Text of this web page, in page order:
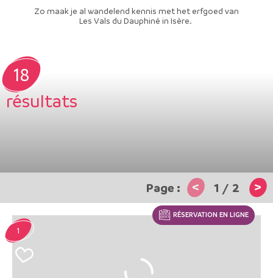
Zo maak je al wandelend kennis met het erfgoed van
Les Vals du Dauphiné in Isère.
18
résultats
< 1 / 2 >
1
RÉSERVATION EN LIGNE